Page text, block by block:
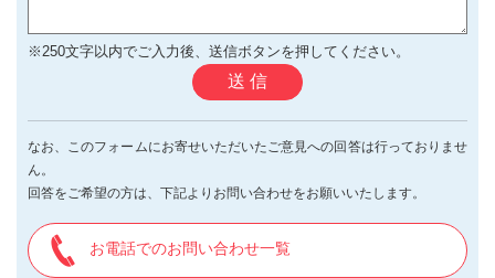
※250文字以内でご入力後、送信ボタンを押してください。
送 信
なお、このフォームにお寄せいただいたご意見への回答は行っておりませ
ん。
回答をご希望の方は、下記よりお問い合わせをお願いいたします。
お電話でのお問い合わせ一覧